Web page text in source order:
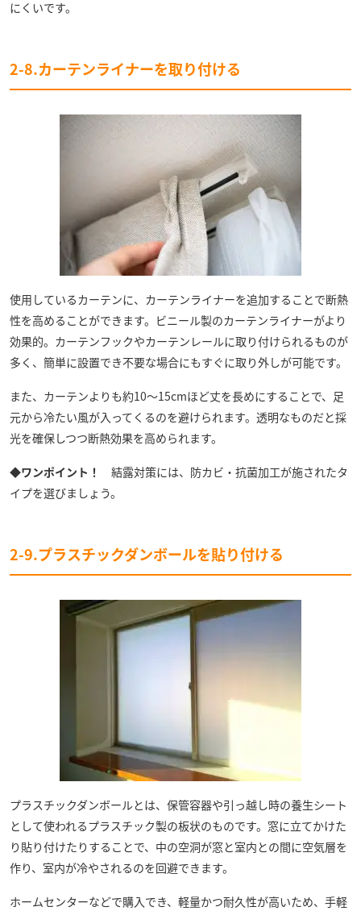
にくいです。
2-8.カーテンライナーを取り付ける
使用しているカーテンに、カーテンライナーを追加することで断熱
性を高めることができます。ビニール製のカーテンライナーがより
効果的。カーテンフックやカーテンレールに取り付けられるものが
多く、簡単に設置でき不要な場合にもすぐに取り外しが可能です。
また、カーテンよりも約10〜15cmほど丈を長めにすることで、足
元から冷たい風が入ってくるのを避けられます。透明なものだと採
光を確保しつつ断熱効果を高められます。
◆ワンポイント！
結露対策には、防カビ・抗菌加工が施されたタ
イプを選びましょう。
2-9.プラスチックダンボールを貼り付ける
プラスチックダンボールとは、保管容器や引っ越し時の養生シート
として使われるプラスチック製の板状のものです。窓に立てかけた
り貼り付けたりすることで、中の空洞が窓と室内との間に空気層を
作り、室内が冷やされるのを回避できます。
ホームセンターなどで購入でき、軽量かつ耐久性が高いため、手軽